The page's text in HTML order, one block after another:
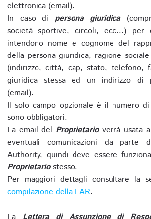
elettronica (email).
In caso di persona giuridica
società sportive, circoli, ecc...) per
intendono nome e cognome del
della persona giuridica, ragione
(indirizzo, città, cap, stato, telefono,
giuridica stessa ed un indirizzo di
(email).
Il solo campo opzionale è il numero
sono obbligatori.
La email del Proprietarioverrà usata
eventuali comunicazioni da parte
Authority, quindi deve essere
Proprietariostesso.
Per maggiori dettagli consultare la
compilazione della LAR.